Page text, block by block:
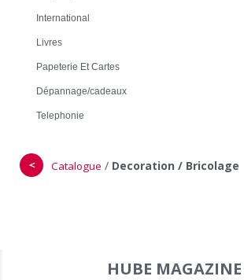
International
Livres
Papeterie Et Cartes
Dépannage/cadeaux
Telephonie
＜ Catalogue / Decoration / Bricolage
HUBE MAGAZINE